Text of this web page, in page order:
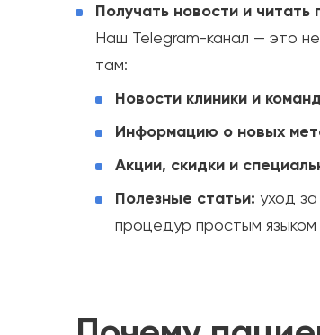
Получать новости и
Наш Telegram-канал — это
там:
Новости клиники и
Информацию о новых
Акции, скидки и
Полезные статьи: уход
процедур простым языком